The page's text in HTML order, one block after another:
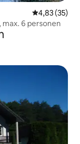
Gemiddelde
4,83 (35)
6 personen